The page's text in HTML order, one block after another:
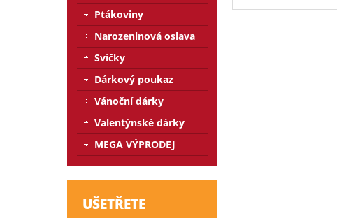
Ptákoviny
Narozeninová oslava
Svíčky
Dárkový poukaz
Vánoční dárky
Valentýnské dárky
MEGA VÝPRODEJ
UŠETŘETE